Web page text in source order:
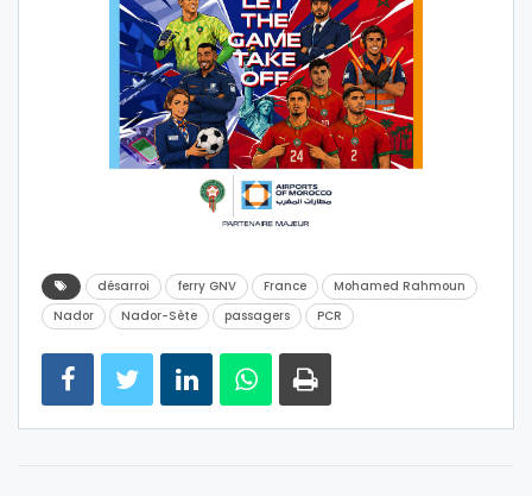
désarroi ferry GNV France
Mohamed Rahmoun
Nador
Nador-Sète passagers PCR